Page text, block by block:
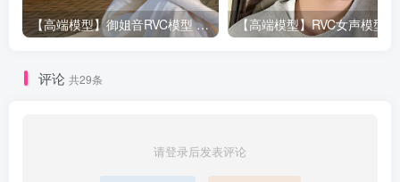
【高端模型】御姐音RVC模型 多个精品模型合并 支持唱歌
评论 共29条
请登录后发表评论